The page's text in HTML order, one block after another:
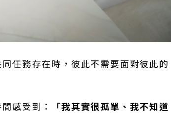
任務存在時，彼此不需要面對彼此的
感受到：
「我其實很孤單、我不知道